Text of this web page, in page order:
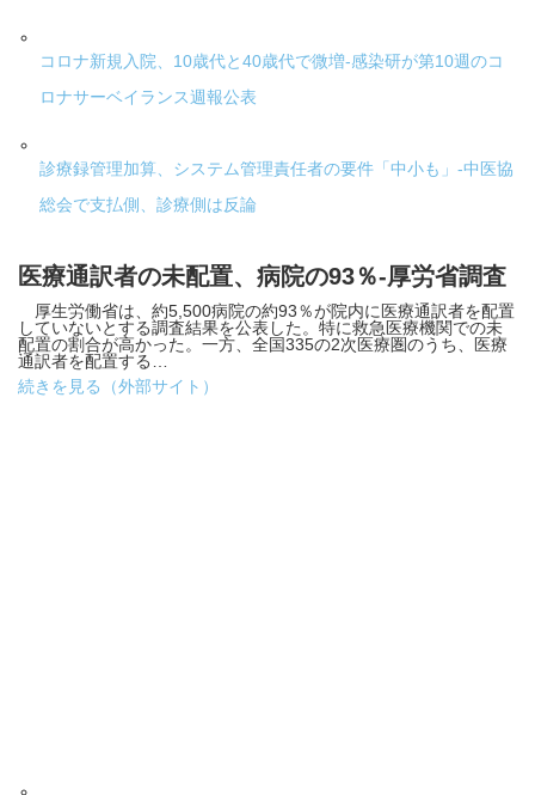
コロナ新規入院、10歳代と40歳代で微増-感染研が第10週のコ
ロナサーベイランス週報公表
診療録管理加算、システム管理責任者の要件「中小も」-中医協
総会で支払側、診療側は反論
医療通訳者の未配置、病院の93％-厚労省調査
厚生労働省は、約5,500病院の約93％が院内に医療通訳者を配置
していないとする調査結果を公表した。特に救急医療機関での未
配置の割合が高かった。一方、全国335の2次医療圏のうち、医療
通訳者を配置する…
続きを見る（外部サイト）